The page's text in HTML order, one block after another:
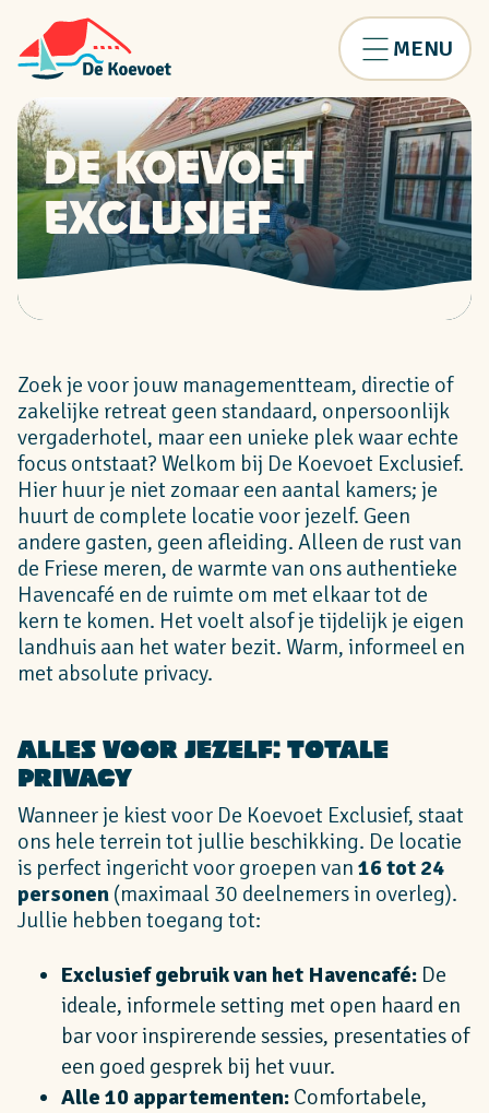
MENU
De Koevoet
Exclusief
Zoek je voor jouw managementteam, directie of
zakelijke retreat geen standaard, onpersoonlijk
vergaderhotel, maar een unieke plek waar echte
focus ontstaat? Welkom bij De Koevoet Exclusief.
Hier huur je niet zomaar een aantal kamers; je
huurt de complete locatie voor jezelf. Geen
andere gasten, geen afleiding. Alleen de rust van
de Friese meren, de warmte van ons authentieke
Havencafé en de ruimte om met elkaar tot de
kern te komen. Het voelt alsof je tijdelijk je eigen
landhuis aan het water bezit. Warm, informeel en
met absolute privacy.
Alles voor jezelf: Totale
Privacy
Wanneer je kiest voor De Koevoet Exclusief, staat
ons hele terrein tot jullie beschikking. De locatie
is perfect ingericht voor groepen van 16 tot 24
personen (maximaal 30 deelnemers in overleg).
Jullie hebben toegang tot:
Exclusief gebruik van het Havencafé: De
ideale, informele setting met open haard en
bar voor inspirerende sessies, presentaties of
een goed gesprek bij het vuur.
Alle 10 appartementen: Comfortabele,